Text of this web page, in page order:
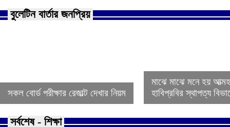
বুলেটিন বার্তার জনপ্রিয়
সকল বোর্ড পরীক্ষার রেজাল্ট দেখার নিয়ম
মাঝে মাঝে মনে হয়
হাবিপ্রবির স্থাপত্য
সর্বশেষ - শিক্ষা